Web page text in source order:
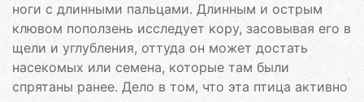
ноги с длинными пальцами. Длинным и острым
клювом поползень исследует кору, засовывая его в
щели и углубления, оттуда он может достать
насекомых или семена, которые там были
спрятаны ранее. Дело в том, что эта птица активно